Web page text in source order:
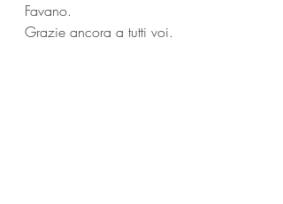
Favano.
Grazie ancora a tutti voi.